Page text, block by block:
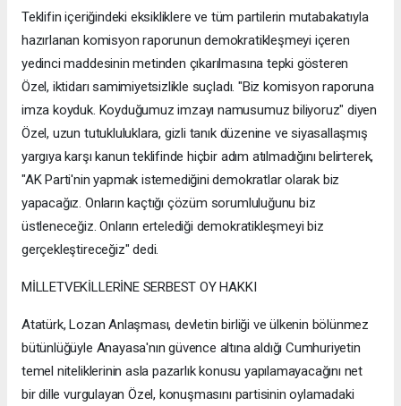
Teklifin içeriğindeki eksikliklere ve tüm partilerin mutabakatıyla
hazırlanan komisyon raporunun demokratikleşmeyi içeren
yedinci maddesinin metinden çıkarılmasına tepki gösteren
Özel, iktidarı samimiyetsizlikle suçladı. "Biz komisyon raporuna
imza koyduk. Koyduğumuz imzayı namusumuz biliyoruz" diyen
Özel, uzun tutukluluklara, gizli tanık düzenine ve siyasallaşmış
yargıya karşı kanun teklifinde hiçbir adım atılmadığını belirterek,
"AK Parti'nin yapmak istemediğini demokratlar olarak biz
yapacağız. Onların kaçtığı çözüm sorumluluğunu biz
üstleneceğiz. Onların ertelediği demokratikleşmeyi biz
gerçekleştireceğiz" dedi.
MİLLETVEKİLLERİNE SERBEST OY HAKKI
Atatürk, Lozan Anlaşması, devletin birliği ve ülkenin bölünmez
bütünlüğüyle Anayasa'nın güvence altına aldığı Cumhuriyetin
temel niteliklerinin asla pazarlık konusu yapılamayacağını net
bir dille vurgulayan Özel, konuşmasını partisinin oylamadaki